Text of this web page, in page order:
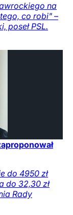
na
co robi" –
poseł PSL.
do 4950 zł
do 32,30 zł
Rady